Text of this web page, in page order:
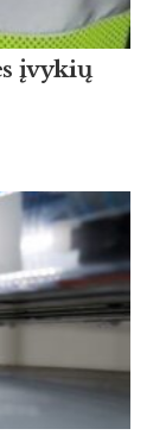
įvykių